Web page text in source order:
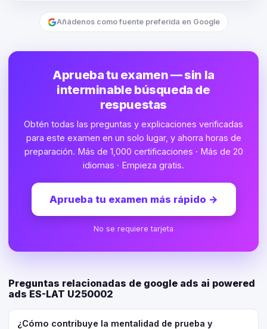
Añádenos como fuente preferida en Google
Aprueba tu examen — sin la
interminable búsqueda de
respuestas
Obtén todas las preguntas y explicaciones verificadas
para este examen en un solo lugar, y ahorra horas de
preparación. Más de 1,000 certificaciones · Más de 20
idiomas · Empieza gratis.
Aprueba tu examen más rápido →
No se requiere tarjeta
Preguntas relacionadas de google ads ai powered
ads ES-LAT U250002
¿Cómo contribuye la mentalidad de prueba y